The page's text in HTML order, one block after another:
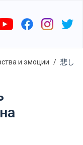
и эмоции
悲し